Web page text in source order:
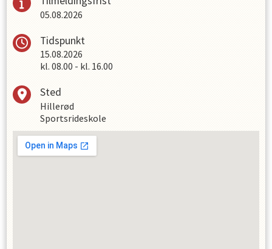
05.08.2026
Tidspunkt
15.08.2026
kl. 08.00 - kl. 16.00
Sted
Hillerød
Sportsrideskole